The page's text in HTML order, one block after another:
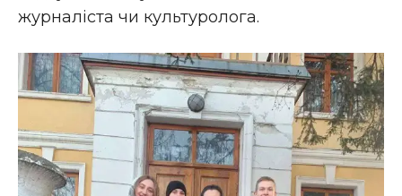
журналіста чи культуролога.